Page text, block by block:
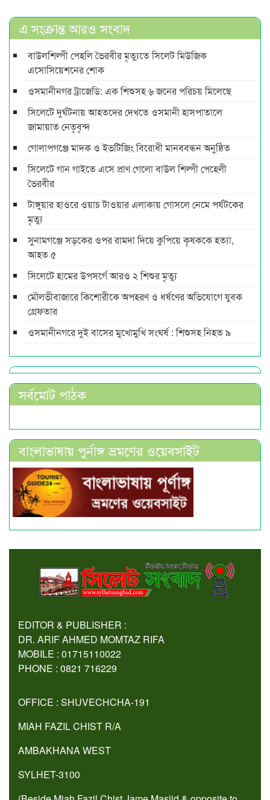
এ সংক্রান্ত আরও সংবাদ
বাউলশিল্পী পেহলি ভৈরবীর মৃত্যুতে সিলেট মিউজিক
এসোসিয়েশনের শোক
ওসমানীনগর ট্রাজেডি: এক শিশুসহ ৬ জনের পরিচয় মিলেছে
সিলেটে দুর্ঘটনায় আহতদের দেখতে ওসমানী হাসপাতালে
জামায়াত নেতৃবৃন্দ
গোলাপগঞ্জে মাদক ও ইভটিজিং বিরোধী মানববন্ধন অনুষ্ঠিত
সিলেটে গান গাইতে এসে প্রাণ গেলো বাউল শিল্পী পেহেলী
ভৈরবীর
টাঙ্গুয়ার হাওরে ওয়াচ টাওয়ার এলাকায় গোসলে নেমে পর্যটকের
মৃত্যু
সুনামগঞ্জে সড়কের ওপর রামদা দিয়ে কুপিয়ে কৃষককে হত্যা,
আহত ৫
সিলেটে হামের উপসর্গে আরও ২ শিশুর মৃত্যু
মৌলভীবাজারে কিশোরীকে অপহরণ ও ধর্ষণের অভিযোগে যুবক
গ্রেফতার
ওসমানীনগরে দুই বাসের মুখোমুখি সংঘর্ষ : শিশুসহ নিহত ৯
সর্বমোট পাঠক
বাংলাভাষায় পুর্নাঙ্গ ভ্রমণের ওয়েবসাইট
EDITOR & PUBLISHER :
DR. ARIF AHMED MOMTAZ RIFA
MOBILE : 01715110022
PHONE : 0821 716229
OFFICE : SHUVECHCHA-191
MIAH FAZIL CHIST R/A
AMBAKHANA WEST
SYLHET-3100